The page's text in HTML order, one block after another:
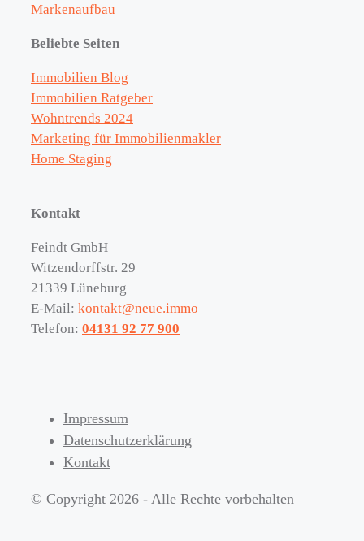
Markenaufbau
Beliebte Seiten
Immobilien Blog
Immobilien Ratgeber
Wohntrends 2024
Marketing für Immobilienmakler
Home Staging
Kontakt
Feindt GmbH
Witzendorffstr. 29
21339 Lüneburg
E-Mail: kontakt@neue.immo
Telefon: 04131 92 77 900
Impressum
Datenschutzerklärung
Kontakt
© Copyright 2026 - Alle Rechte vorbehalten